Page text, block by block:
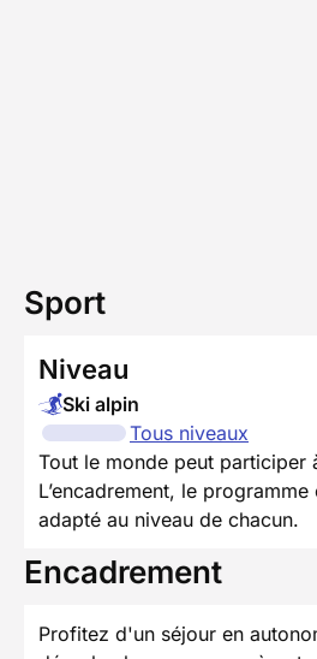
Sport
Niveau
Ski alpin
Tous niveaux
Tout le monde peut participer
L’encadrement, le
adapté au niveau de chacun.
Encadrement
Profitez d'un séjour en